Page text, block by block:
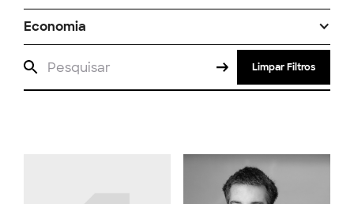
Economia
Limpar Filtros